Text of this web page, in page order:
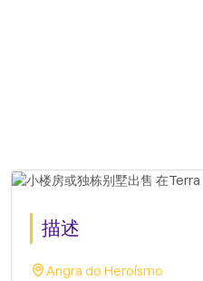
描述
Angra do Heroísmo